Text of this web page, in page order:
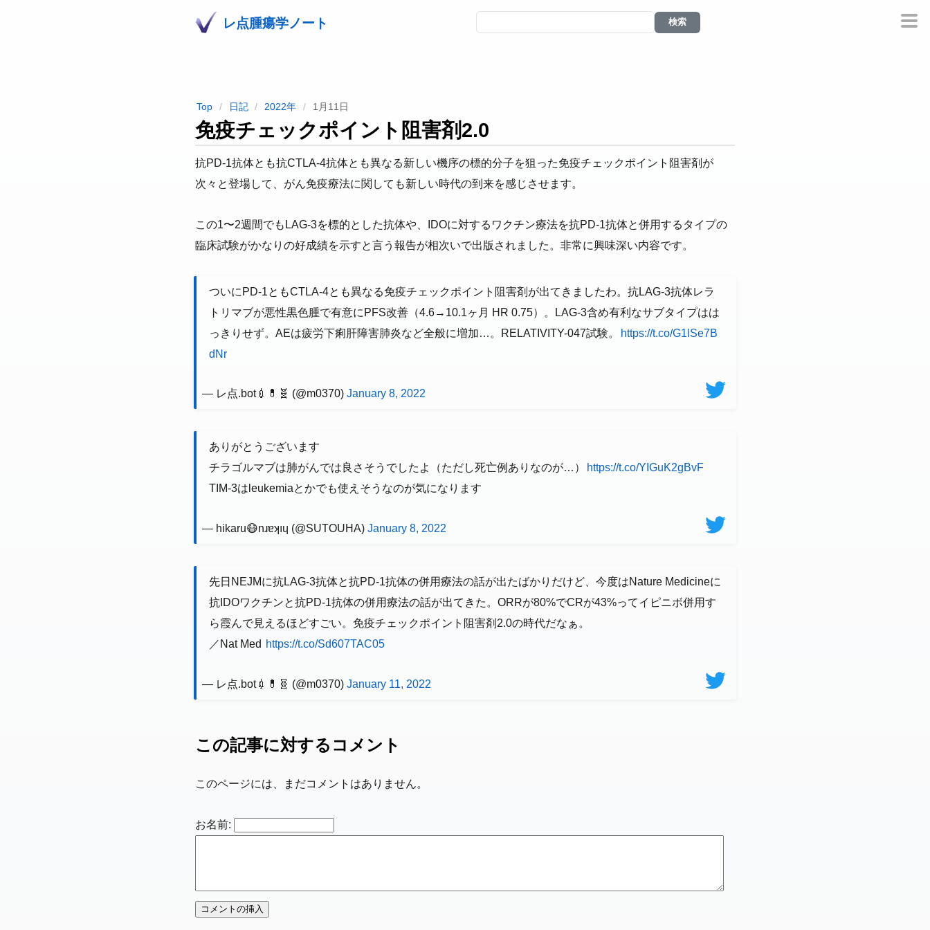
レ点腫瘍学ノート
Top 日記 2022年 1月11日
免疫チェックポイント阻害剤2.0
抗PD-1抗体とも抗CTLA-4抗体とも異なる新しい機序の標的分子を狙った免疫チェックポイント阻害剤が
次々と登場して、がん免疫療法に関しても新しい時代の到来を感じさせます。
この1〜2週間でもLAG-3を標的とした抗体や、IDOに対するワクチン療法を抗PD-1抗体と併用するタイプの
臨床試験がかなりの好成績を示すと言う報告が相次いで出版されました。非常に興味深い内容です。
ついにPD-1ともCTLA-4とも異なる免疫チェックポイント阻害剤が出てきましたわ。抗LAG-3抗体レラ
トリマブが悪性黒色腫で有意にPFS改善（4.6→10.1ヶ月 HR 0.75）。LAG-3含め有利なサブタイプはは
っきりせず。AEは疲労下痢肝障害肺炎など全般に増加…。RELATIVITY-047試験。
https://t.co/G1lSe7B
dNr
— レ点.bot💉💊🧬 (@m0370) January 8, 2022
ありがとうございます
チラゴルマブは肺がんでは良さそうでしたよ（ただし死亡例ありなのが…）
https://t.co/YIGuK2gBvF
TIM-3はleukemiaとかでも使えそうなのが気になります
— hikaru😷nɹɐʞıɥ (@SUTOUHA) January 8, 2022
先日NEJMに抗LAG-3抗体と抗PD-1抗体の併用療法の話が出たばかりだけど、今度はNature Medicineに
抗IDOワクチンと抗PD-1抗体の併用療法の話が出てきた。ORRが80%でCRが43%ってイピニボ併用す
ら霞んで見えるほどすごい。免疫チェックポイント阻害剤2.0の時代だなぁ。
／Nat Med https://t.co/Sd607TAC05
— レ点.bot💉💊🧬 (@m0370) January 11, 2022
この記事に対するコメント
このページには、まだコメントはありません。
お名前: